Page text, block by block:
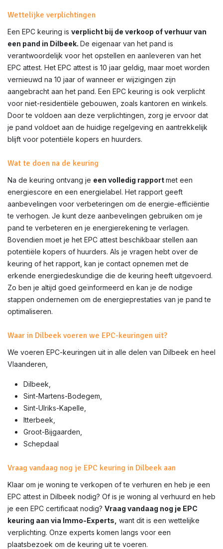
Wettelijke verplichtingen
Een EPC keuring is verplicht bij de verkoop of verhuur van
een pand in Dilbeek. De eigenaar van het pand is
verantwoordelijk voor het opstellen en aanleveren van het
EPC attest. Het EPC attest is 10 jaar geldig, maar moet worden
vernieuwd na 10 jaar of wanneer er wijzigingen zijn
aangebracht aan het pand. Een EPC keuring is ook verplicht
voor niet-residentiële gebouwen, zoals kantoren en winkels.
Door te voldoen aan deze verplichtingen, zorg je ervoor dat
je pand voldoet aan de huidige regelgeving en aantrekkelijk
blijft voor potentiële kopers en huurders.
Wat te doen na de keuring
Na de keuring ontvang je een volledig rapportmet een
energiescore en een energielabel. Het rapport geeft
aanbevelingen voor verbeteringen om de energie-efficiëntie
te verhogen. Je kunt deze aanbevelingen gebruiken om je
pand te verbeteren en je energierekening te verlagen.
Bovendien moet je het EPC attest beschikbaar stellen aan
potentiële kopers of huurders. Als je vragen hebt over de
keuring of het rapport, kan je contact opnemen met de
erkende energiedeskundige die de keuring heeft uitgevoerd.
Zo ben je altijd goed geïnformeerd en kan je de nodige
stappen ondernemen om de energieprestaties van je pand te
optimaliseren.
Waar in Dilbeek voeren we EPC-keuringen uit?
We voeren EPC-keuringen uit in alle delen van Dilbeek en heel
Vlaanderen,
Dilbeek,
Sint-Martens-Bodegem,
Sint-Ulriks-Kapelle,
Itterbeek,
Groot-Bijgaarden,
Schepdaal
Vraag vandaag nog je EPC keuring in Dilbeek aan
Klaar om je woning te verkopen of te verhuren en heb je een
EPC attest in Dilbeek nodig? Of is je woning al verhuurd en heb
je een EPC certificaat nodig? Vraag vandaag nog je EPC
keuring aan via Immo-Experts, want dit is een wettelijke
verplichting. Onze experts komen langs voor een
plaatsbezoek om de keuring uit te voeren.